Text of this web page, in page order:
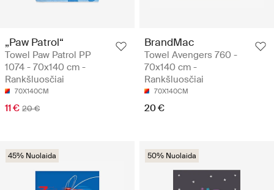
„Paw Patrol“
Towel Paw Patrol PP
1074 - 70x140 cm -
Rankšluosčiai
70X140CM
11 € 20 €
BrandMac
Towel Avengers 760 -
70x140 cm -
Rankšluosčiai
70X140CM
20 €
45% Nuolaida 50% Nuolaida